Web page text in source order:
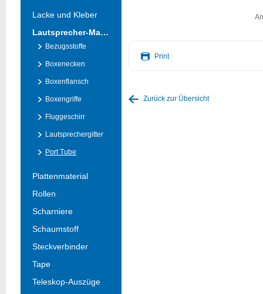
Lacke und Kleber
Lautsprecher-Material
Bezugsstoffe
Boxenecken
Boxenflansch
Boxengriffe
Fluggeschirr
Lautsprechergitter
Port Tube
Plattenmaterial
Rollen
Scharniere
Schaumstoff
Steckverbinder
Tape
Teleskop-Auszüge
Print
Zurück zur Übersicht